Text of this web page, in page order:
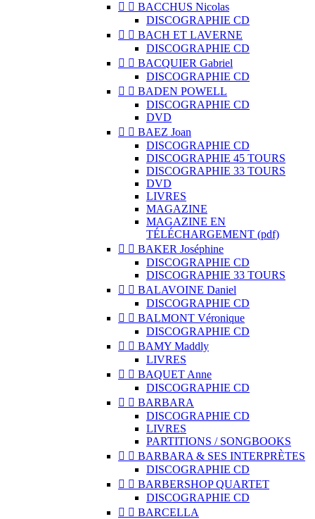
  BACCHUS Nicolas
DISCOGRAPHIE CD
  BACH ET LAVERNE
DISCOGRAPHIE CD
  BACQUIER Gabriel
DISCOGRAPHIE CD
  BADEN POWELL
DISCOGRAPHIE CD
DVD
  BAEZ Joan
DISCOGRAPHIE CD
DISCOGRAPHIE 45 TOURS
DISCOGRAPHIE 33 TOURS
DVD
LIVRES
MAGAZINE
MAGAZINE EN
TÉLÉCHARGEMENT (pdf)
  BAKER Joséphine
DISCOGRAPHIE CD
DISCOGRAPHIE 33 TOURS
  BALAVOINE Daniel
DISCOGRAPHIE CD
  BALMONT Véronique
DISCOGRAPHIE CD
  BAMY Maddly
LIVRES
  BAQUET Anne
DISCOGRAPHIE CD
  BARBARA
DISCOGRAPHIE CD
LIVRES
PARTITIONS / SONGBOOKS
  BARBARA & SES INTERPRÈTES
DISCOGRAPHIE CD
  BARBERSHOP QUARTET
DISCOGRAPHIE CD
  BARCELLA